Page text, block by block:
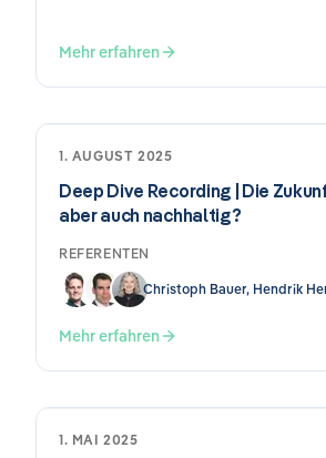
Mehr erfahren
1. AUGUST 2025
Deep Dive Recording | Die
aber auch nachhaltig?
REFERENTEN
Mehr erfahren
1. MAI 2025